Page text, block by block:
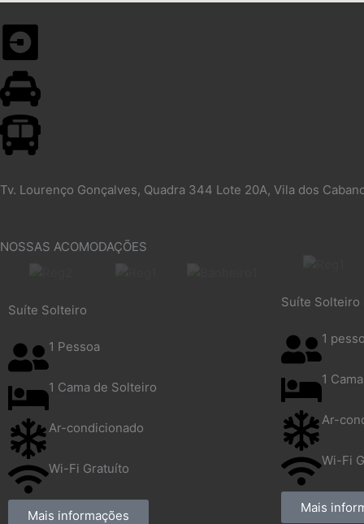
Tv. Lourenço Gonçalves, Quadra 344 Lote 20A, Vila dos
NOSSAS ACOMODAÇÕES
Suíte Solteiro
1 Pessoa
1 Cama de Solteiro
Ar-condicionado
Wi-Fi Gratuíto
Mais informações
Suíte Solteiro
1
1
Ar-
Wi-Fi
Mais